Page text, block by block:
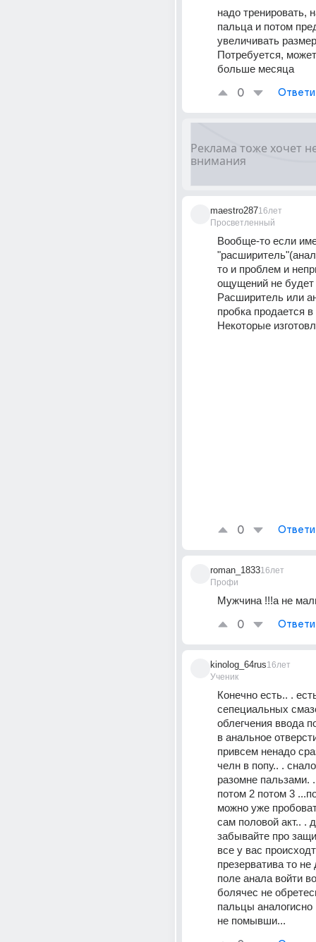
надо тренировать,
пальца и потом
увеличивать
Потребуется,
больше месяца
0
maestro287
Просветленный
16лет
Вообще-то если
то и проблем и
ощущений не
Расширитель или
пробка продается
Некоторые
0
roman_1833
Профи
16лет
Мужчина !!!а не
0
kinolog_64rus
Ученик
16лет
Конечно есть.. .
сепециальных
облегчения ввода
в анальное
привсем ненадо
челн в попу.. .
разомне пальзами.
потом 2 потом 3
можно уже
сам половой акт.. .
забывайте про
все у вас
презерватива то не
поле анала войти
болячес не
пальцы аналогисно
не помывши...